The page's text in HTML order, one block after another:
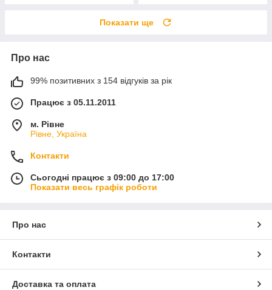
Показати ще
Про нас
99% позитивних з 154 відгуків за рік
Працює з 05.11.2011
м. Рівне
Рівне, Україна
Контакти
Сьогодні працює з 09:00 до 17:00
Показати весь графік роботи
Про нас
Контакти
Доставка та оплата